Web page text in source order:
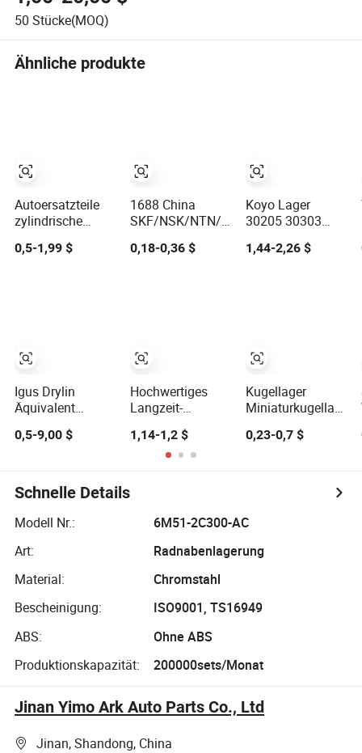
50 Stücke(MOQ)
Ähnliche produkte
Autoersatzteile
zylindrische
Radlager
0,5-1,99 $
Igus Drylin
Äquivalent
Liner
Polymer ölfreie
Buchse
CNC
Lebensmittelmaschinen
0,5-9,00 $
1688 China
SKF/NSK/NTN/Timken
Original Auto
Lager
0,18-0,36 $
Hochwertiges
Langzeit-
6201 6202 6203
6204 6205 Zz
2RS C3
Autoersatzteile
Maschinen
1,14-1,2 $
Koyo Lager
30205 30303
30305
1,44-2,26 $
Kugellager
Miniaturkugellager
Pillow Block
Preis 6205 6206
6208 Tiefgroove-
0,23-0,7 $
Schnelle Details
Modell Nr.:
6M51-2C300-AC
Art:
Radnabenlagerung
Material:
Chromstahl
Bescheinigung:
ISO9001, TS16949
ABS:
Ohne ABS
Produktionskapazität:
200000sets/Monat
Jinan Yimo Ark Auto Parts Co., Ltd
Jinan, Shandong, China